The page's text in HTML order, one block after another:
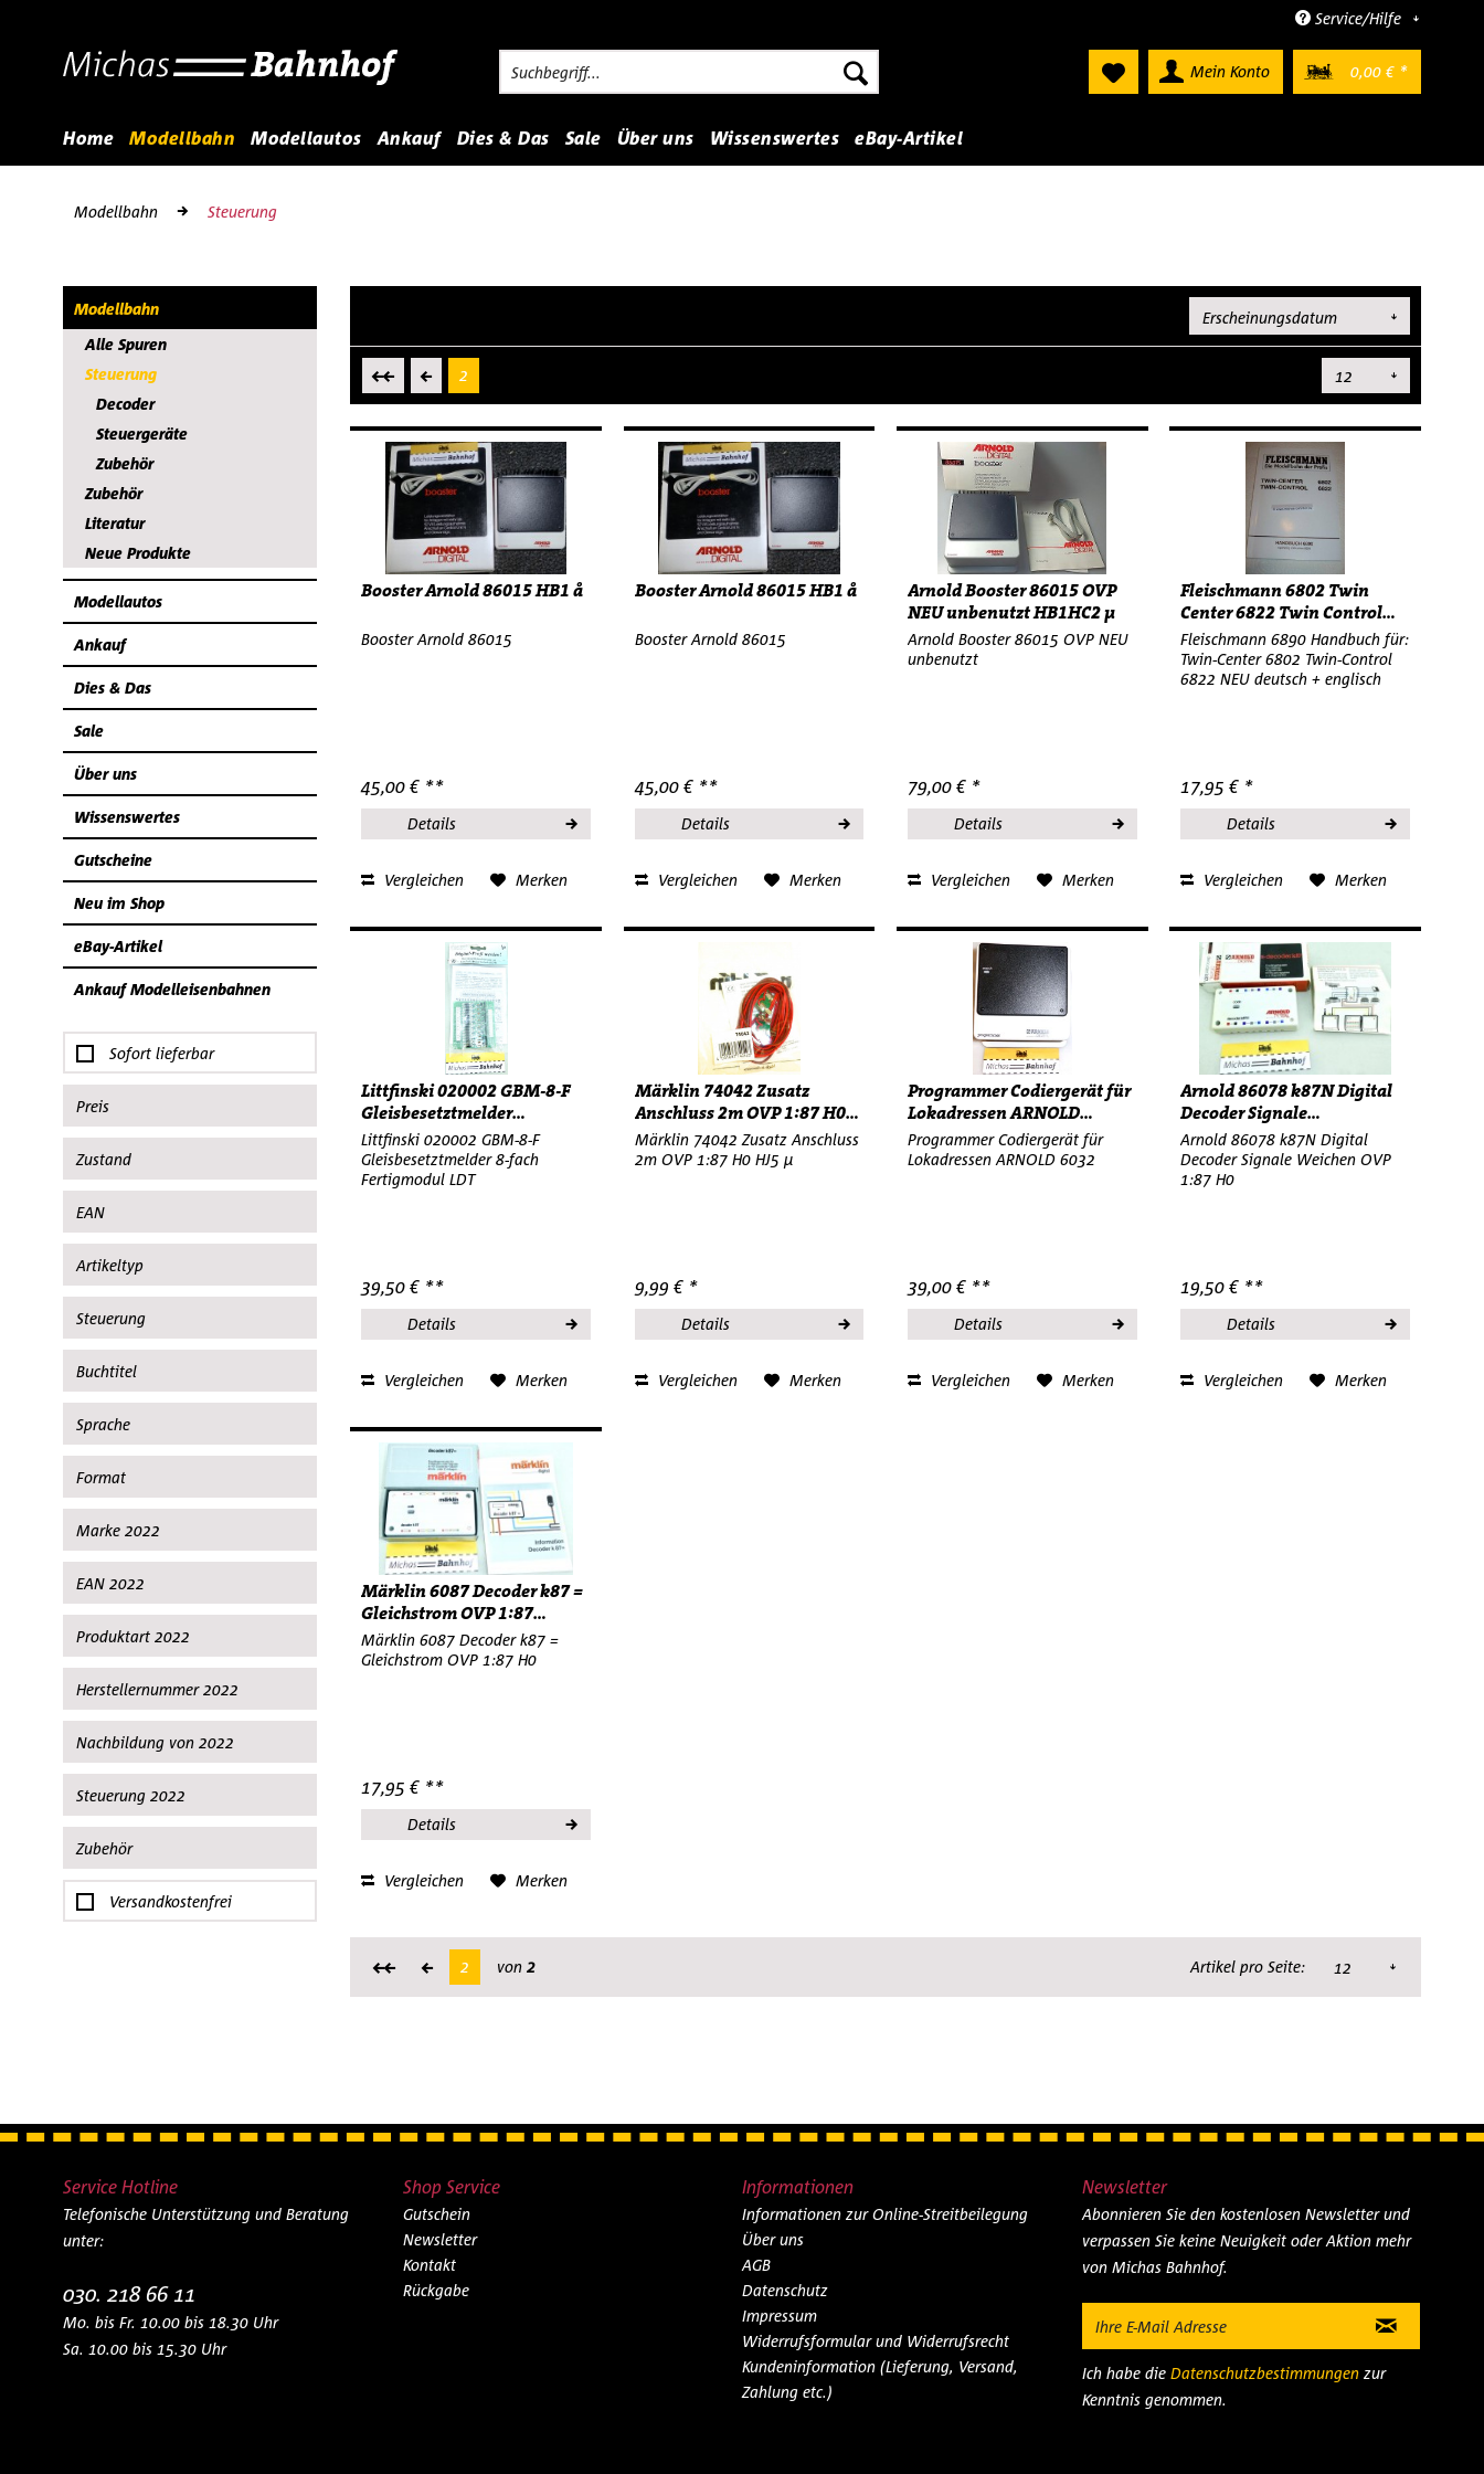
Service/Hilfe
Mein Konto 0,00 € *
Home Modellbahn Modellautos Ankauf Dies & Das Sale Über uns Wissenswertes eBay-Artikel
Modellbahn Steuerung
Modellbahn
Alle Spuren
Steuerung
Decoder
Steuergeräte
Zubehör
Zubehör
Literatur
Neue Produkte
Modellautos
Ankauf
Dies & Das
Sale
Über uns
Wissenswertes
Gutscheine
Neu im Shop
eBay-Artikel
Ankauf Modelleisenbahnen
Sofort lieferbar
Preis
von6,10 €bis79,50 €
Zustand
neu
Neu OPV
Neuwertig
EAN
4001883060361
4001883060835
4001883060842
4001883060873
4001883660202
4001883660356
4003453860159
4031111142255
9005033107550
Artikeltyp
Decoder
Firmware Update
Innenbeleuchtung
memory
Zweifachadapter
Steuerung
Digital
Buchtitel
Twin-Center Handbuch
Sprache
Deutsch
Englisch
Format
Taschenbuch
Marke 2022
Lenz
Littfinski
EAN 2022
4038264023844
Produktart 2022
Adapter
Gleisbesetztmelder
Herstellernummer 2022
11010
020002
Nachbildung von 2022
LA010
Steuerung 2022
Digital
Zubehör
Adapter
Anschlußkabel
Versandkostenfrei
2
Booster Arnold 86015 HB1 å
Booster Arnold 86015
45,00 € **
Details
Vergleichen Merken
Booster Arnold 86015 HB1 å
Booster Arnold 86015
45,00 € **
Details
Vergleichen Merken
Arnold Booster 86015 OVP
NEU unbenutzt HB1HC2 µ
Arnold Booster 86015 OVP NEU
unbenutzt
79,00 € *
Details
Vergleichen Merken
Fleischmann 6802 Twin
Center 6822 Twin Control...
Fleischmann 6890 Handbuch für:
Twin-Center 6802 Twin-Control
6822 NEU deutsch + englisch
17,95 € *
Details
Vergleichen Merken
Littfinski 020002 GBM-8-F
Gleisbesetztmelder...
Littfinski 020002 GBM-8-F
Gleisbesetztmelder 8-fach
Fertigmodul LDT
39,50 € **
Details
Vergleichen Merken
Märklin 74042 Zusatz
Anschluss 2m OVP 1:87 H0...
Märklin 74042 Zusatz Anschluss
2m OVP 1:87 H0 HJ5 µ
9,99 € *
Details
Vergleichen Merken
Programmer Codiergerät für
Lokadressen ARNOLD...
Programmer Codiergerät für
Lokadressen ARNOLD 6032
39,00 € **
Details
Vergleichen Merken
Arnold 86078 k87N Digital
Decoder Signale...
Arnold 86078 k87N Digital
Decoder Signale Weichen OVP
1:87 H0
19,50 € **
Details
Vergleichen Merken
Märklin 6087 Decoder k87 =
Gleichstrom OVP 1:87...
Märklin 6087 Decoder k87 =
Gleichstrom OVP 1:87 H0
17,95 € **
Details
Vergleichen Merken
2 von 2 Artikel pro Seite:
Service Hotline
Telefonische Unterstützung und Beratung
unter:
030. 218 66 11
Mo. bis Fr. 10.00 bis 18.30 Uhr
Sa. 10.00 bis 15.30 Uhr
Shop Service
Gutschein
Newsletter
Kontakt
Rückgabe
Informationen
Informationen zur Online-Streitbeilegung
Über uns
AGB
Datenschutz
Impressum
Widerrufsformular und Widerrufsrecht
Kundeninformation (Lieferung, Versand,
Zahlung etc.)
Newsletter
Abonnieren Sie den kostenlosen Newsletter und
verpassen Sie keine Neuigkeit oder Aktion mehr
von Michas Bahnhof.
Ich habe die Datenschutzbestimmungenzur
Kenntnis genommen.